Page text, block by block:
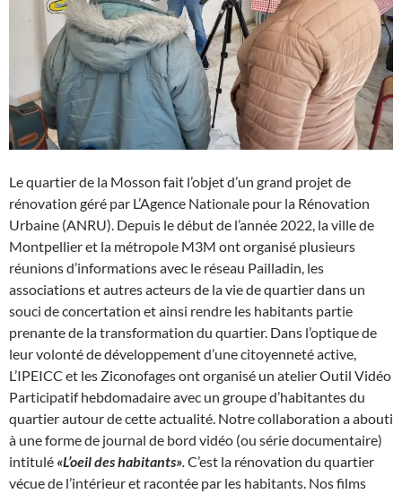
Le quartier de la Mosson fait l’objet d’un grand projet de
rénovation géré par L’Agence Nationale pour la Rénovation
Urbaine (ANRU). Depuis le début de l’année 2022, la ville de
Montpellier et la métropole M3M ont organisé plusieurs
réunions d’informations avec le réseau Pailladin, les
associations et autres acteurs de la vie de quartier dans un
souci de concertation et ainsi rendre les habitants partie
prenante de la transformation du quartier. Dans l’optique de
leur volonté de développement d’une citoyenneté active,
L’IPEICC et les Ziconofages ont organisé un atelier Outil Vidéo
Participatif hebdomadaire avec un groupe d’habitantes du
quartier autour de cette actualité. Notre collaboration a abouti
à une forme de journal de bord vidéo (ou série documentaire)
intitulé «L’oeil des habitants».C’est la rénovation du quartier
vécue de l’intérieur et racontée par les habitants. Nos films